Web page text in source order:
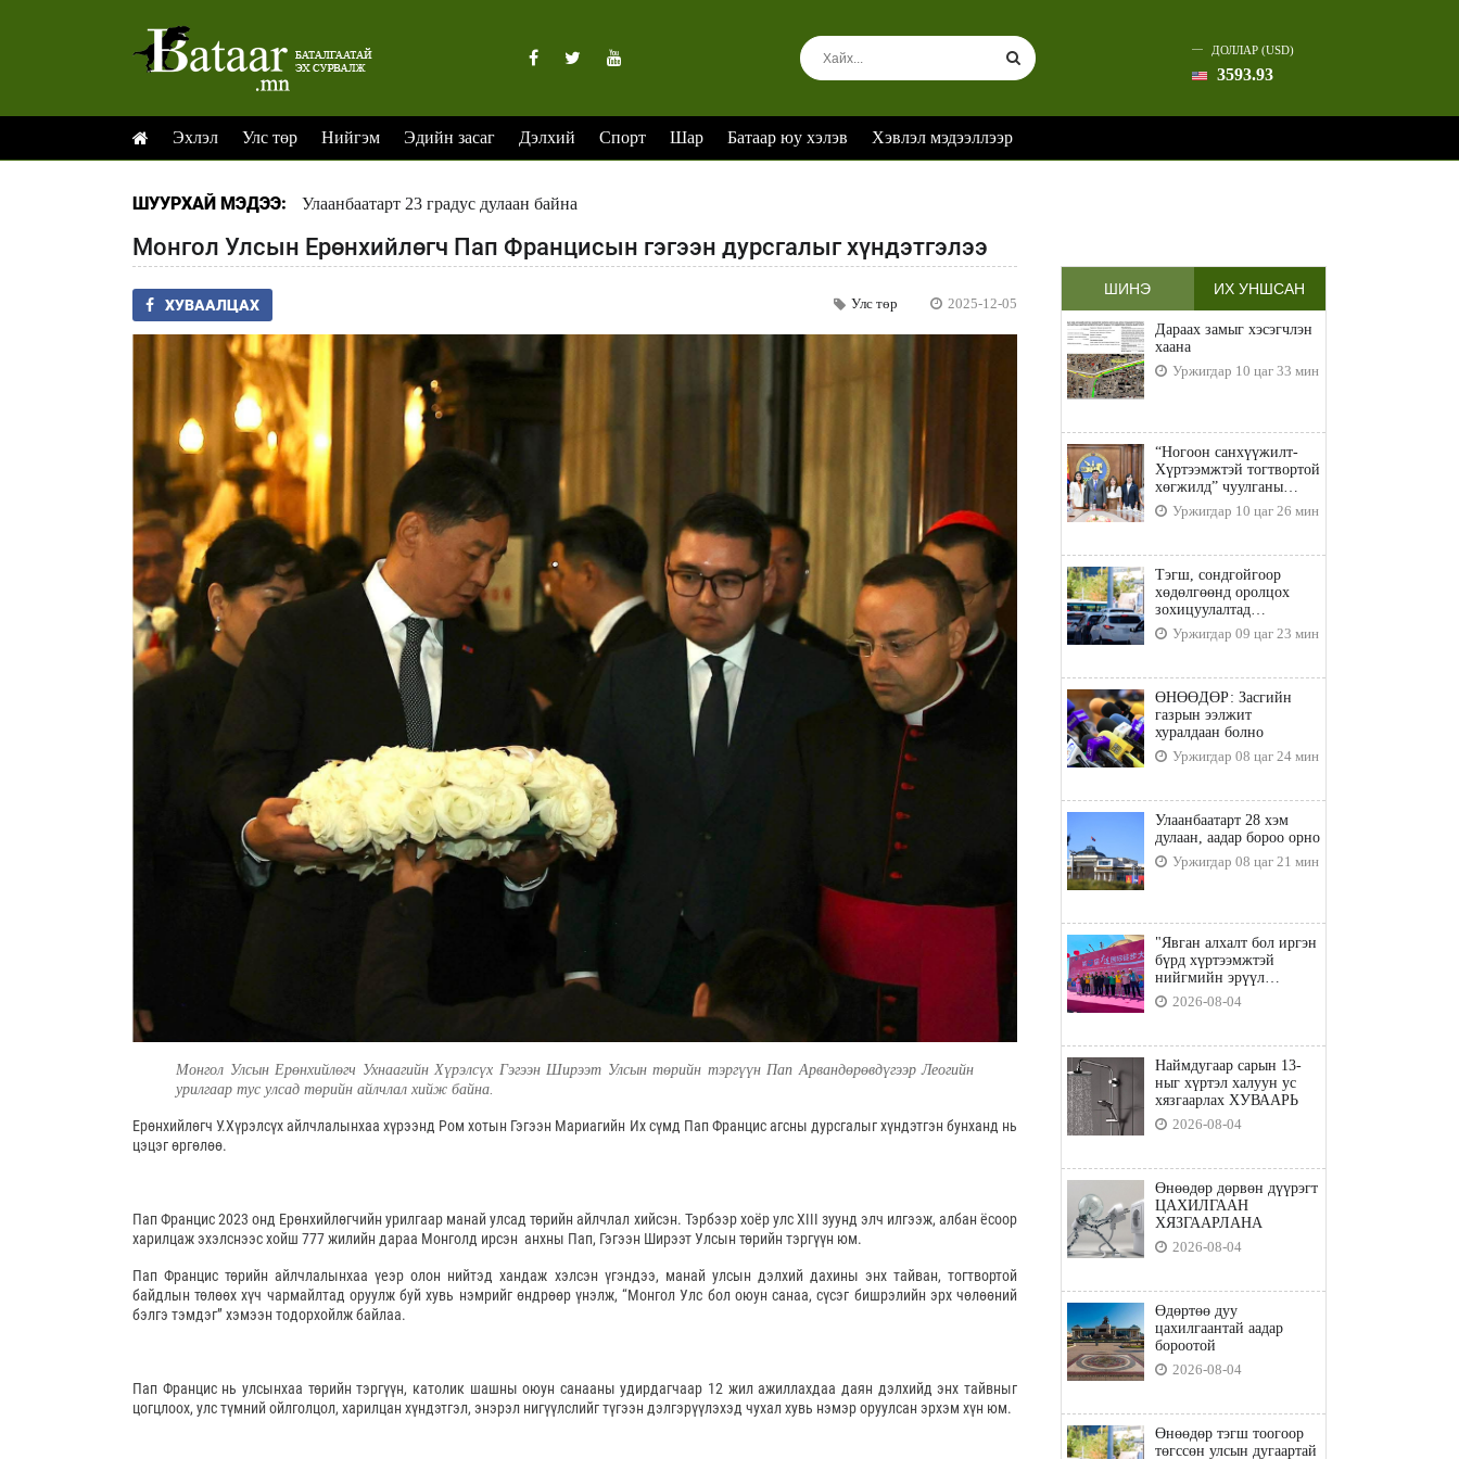
ДОЛЛАР (USD)
3593.93
Эхлэл Улс төр Нийгэм Эдийн засаг Дэлхий Спорт Шар Батаар юу хэлэв Хэвлэл мэдээллээр
ШУУРХАЙ МЭДЭЭ: Улаанбаатарт 23 градус дулаан байна
Монгол Улсын Ерөнхийлөгч Пап Францисын гэгээн дурсгалыг хүндэтгэлээ
ХУВААЛЦАХ Улс төр 2025-12-05
Монгол Улсын Ерөнхийлөгч Ухнаагийн Хүрэлсүх Гэгээн Ширээт Улсын төрийн тэргүүн Пап Арвандөрөвдүгээр Леогийн
урилгаар тус улсад төрийн айлчлал хийж байна.
Ерөнхийлөгч У.Хүрэлсүх айлчлалынхаа хүрээнд Ром хотын Гэгээн Мариагийн Их сүмд Пап Францис агсны дурсгалыг хүндэтгэн бунханд нь
цэцэг өргөлөө.
Пап Францис 2023 онд Ерөнхийлөгчийн урилгаар манай улсад төрийн айлчлал хийсэн. Тэрбээр хоёр улс XIII зуунд элч илгээж, албан ёсоор
харилцаж эхэлснээс хойш 777 жилийн дараа Монголд ирсэн анхны Пап, Гэгээн Ширээт Улсын төрийн тэргүүн юм.
Пап Францис төрийн айлчлалынхаа үеэр олон нийтэд хандаж хэлсэн үгэндээ, манай улсын дэлхий дахины энх тайван, тогтвортой
байдлын төлөөх хүч чармайлтад оруулж буй хувь нэмрийг өндрөөр үнэлж, “Монгол Улс бол оюун санаа, сүсэг бишрэлийн эрх чөлөөний
бэлгэ тэмдэг” хэмээн тодорхойлж байлаа.
Пап Францис нь улсынхаа төрийн тэргүүн, католик шашны оюун санааны удирдагчаар 12 жил ажиллахдаа даян дэлхийд энх тайвныг
цогцлоох, улс түмний ойлголцол, харилцан хүндэтгэл, энэрэл нигүүлслийг түгээн дэлгэрүүлэхэд чухал хувь нэмэр оруулсан эрхэм хүн юм.
ШИНЭ ИХ УНШСАН
Дараах замыг хэсэгчлэн
хаана
Уржигдар 10 цаг 33 мин
“Ногоон санхүүжилт-
Хүртээмжтэй тогтвортой
хөгжилд” чуулганы
бэлтгэл ажил, зорилго,
хүрэх үр дүнгийн талаар
Уржигдар 10 цаг 26 мин
Тэгш, сондгойгоор
хөдөлгөөнд оролцох
зохицуулалтад
хамаарахгүй тээврийн
хэрэгслүүд
Уржигдар 09 цаг 23 мин
ӨНӨӨДӨР: Засгийн
газрын ээлжит
хуралдаан болно
Уржигдар 08 цаг 24 мин
Улаанбаатарт 28 хэм
дулаан, аадар бороо орно
Уржигдар 08 цаг 21 мин
"Явган алхалт бол иргэн
бүрд хүртээмжтэй
нийгмийн эрүүл
мэндийн бодлого"
2026-08-04
Наймдугаар сарын 13-
ныг хүртэл халуун ус
хязгаарлах ХУВААРЬ
2026-08-04
Өнөөдөр дөрвөн дүүрэгт
ЦАХИЛГААН
ХЯЗГААРЛАНА
2026-08-04
Өдөртөө дуу
цахилгаантай аадар
бороотой
2026-08-04
Өнөөдөр тэгш тоогоор
төгссөн улсын дугаартай